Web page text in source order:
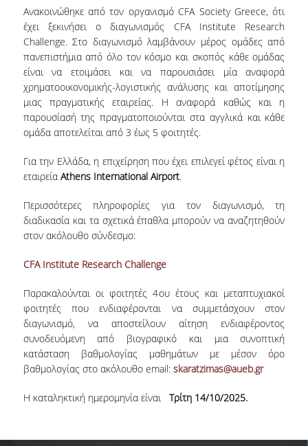
ΜΕΛΗ ΔΕΠ
ΕΙΔΙΚΟΙ ΕΠΙΣΤΗΜΟΝΕΣ
Ε.Τ.Ε.Π.
Ε.ΔΙ.Π
ΔΙΟΙΚΗΤΙΚΟ ΠΡΟΣΩΠΙΚΟ
ΥΠΟΨΗΦΙΟΙ ΔΙΔΑΚΤΟΡΕΣ
ΜΗΤΡΩΑ ΤΜΗΜΑΤΟΣ
ΟΔΗΓΟΣ ΣΠΟΥΔΩΝ
ΜΑΘΗΜΑΤΑ ΠΡΟΓΡΑΜΜΑΤΟΣ ΣΠΟΥΔΩΝ
ΑΚΑΔΗΜΑΪΚΟ ΗΜΕΡΟΛΟΓΙΟ
ΚΑΝΟΝΙΣΜΟΣ ΔΙΕΞΑΓΩΓΗΣ ΕΞΕΤΑΣΕΩΝ
Ανακοινώθηκε από τον οργανισμό CFA Society Greece, ότι
έχει ξεκινήσει ο διαγωνισμός CFA Institute Research
Challenge. Στο διαγωνισμό λαμβάνουν μέρος ομάδες από
πανεπιστήμια από όλο τον κόσμο και σκοπός κάθε ομάδας
είναι να ετοιμάσει και να παρουσιάσει μία αναφορά
χρηματοοικονομικής-λογιστικής ανάλυσης και αποτίμησης
μιας πραγματικής εταιρείας. Η αναφορά καθώς και η
παρουσίασή της πραγματοποιούνται στα αγγλικά και κάθε
ομάδα αποτελείται από 3 έως 5 φοιτητές.
Για την Ελλάδα, η επιχείρηση που έχει επιλεγεί φέτος είναι η
εταιρεία AthensInternationalAirport.
Περισσότερες πληροφορίες για τον διαγωνισμό, τη
διαδικασία και τα σχετικά έπαθλα μπορούν να αναζητηθούν
στον ακόλουθο σύνδεσμο:
CFA Institute Research Challenge
Παρακαλούνται οι φοιτητές 4ουέτους και μεταπτυχιακοί
φοιτητές που ενδιαφέρονται να συμμετάσχουν στον
διαγωνισμό, να αποστείλουν αίτηση ενδιαφέροντος
συνοδευόμενη από βιογραφικό και μια συνοπτική
κατάσταση βαθμολογίας μαθημάτων με μέσον όρο
βαθμολογίας στο ακόλουθο email: skaratzimas@aueb.gr
H καταληκτική ημερομηνία είναι Τρίτη 14/10/2025.